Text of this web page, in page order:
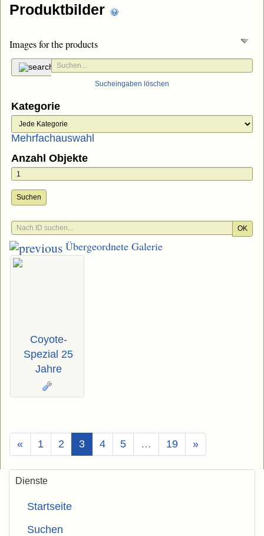
Produktbilder
Images for the products
Sucheingaben löschen
Kategorie
Mehrfachauswahl
Anzahl Objekte
Suchen
OK
Übergeordnete Galerie
Coyote-
Spezial 25
Jahre
« 1 2 3(Aktuell)
4 5 … 19 »
Dienste
Startseite
Suchen